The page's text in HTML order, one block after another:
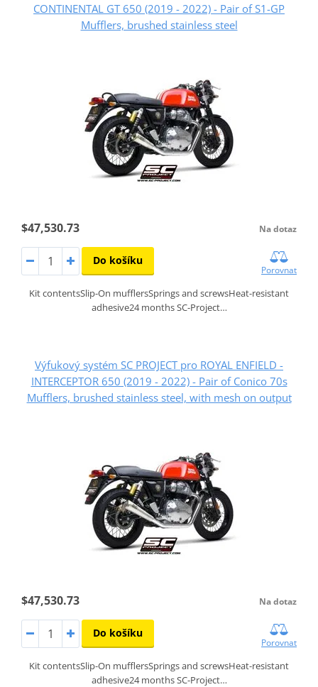
CONTINENTAL GT 650 (2019 - 2022) - Pair of S1-GP
Mufflers, brushed stainless steel
$47,530.73 Na dotaz
Do košíku
Porovnat
Kit contentsSlip-On mufflersSprings and screwsHeat-resistant
adhesive24 months SC-Project…
Výfukový systém SC PROJECT pro ROYAL ENFIELD -
INTERCEPTOR 650 (2019 - 2022) - Pair of Conico 70s
Mufflers, brushed stainless steel, with mesh on output
$47,530.73 Na dotaz
Do košíku
Porovnat
Kit contentsSlip-On mufflersSprings and screwsHeat-resistant
adhesive24 months SC-Project…